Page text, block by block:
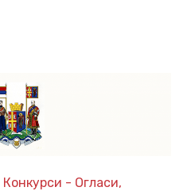
Конкурси - Огласи,